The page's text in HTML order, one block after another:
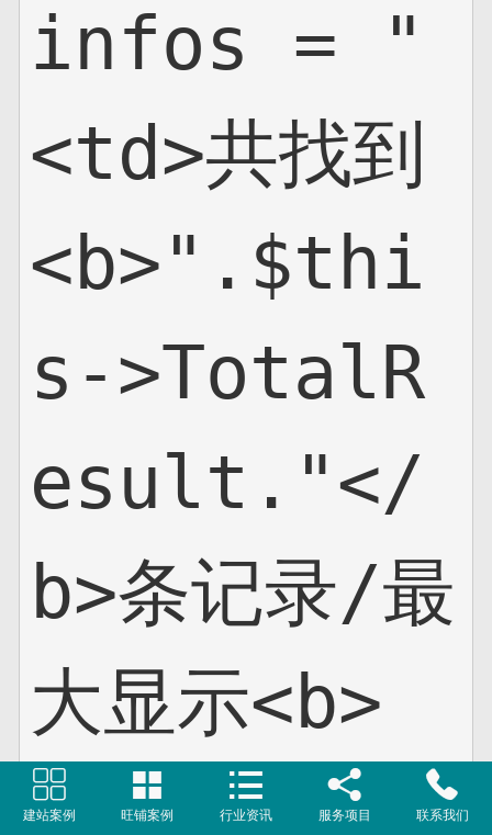
infos = "
<td>共找到
<b>".$thi
s->TotalR
esult."</
b>条记录/最
大显示<b>
{$totalpa

建站案例

旺铺案例

行业资讯

服务项目

联系我们